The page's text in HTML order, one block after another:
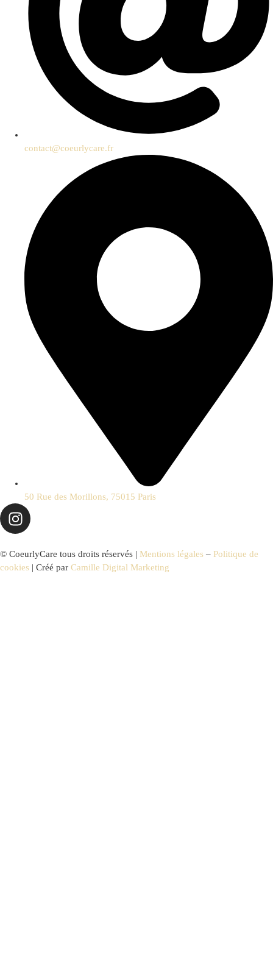
contact@coeurlycare.fr
50 Rue des Morillons, 75015 Paris
© CoeurlyCare tous droits réservés | Mentions légales – Politique de
cookies | Créé par Camille Digital Marketing